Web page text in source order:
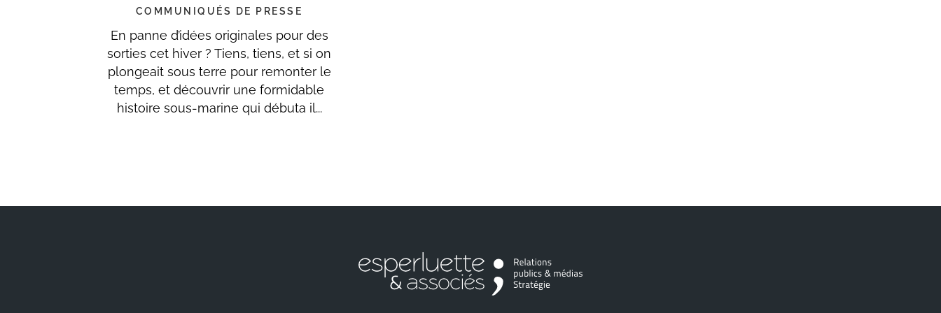
COMMUNIQUÉS DE PRESSE
En panne d’idées originales pour des
sorties cet hiver ? Tiens, tiens, et si on
plongeait sous terre pour remonter le
temps, et découvrir une formidable
histoire sous-marine qui débuta il...